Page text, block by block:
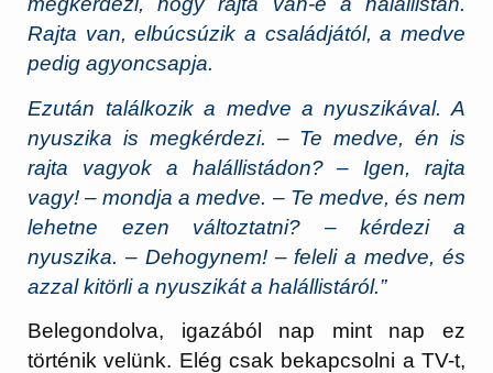
Rajta van, elbúcsúzik a családjától, a medve
pedig agyoncsapja.
Ezután találkozik a medve a nyuszikával. A
nyuszika is megkérdezi. – Te medve, én is
rajta vagyok a halállistádon? – Igen, rajta
vagy! – mondja a medve. – Te medve, és nem
lehetne ezen változtatni? – kérdezi a
nyuszika. – Dehogynem! – feleli a medve, és
azzal kitörli a nyuszikát a halállistáról.”
Belegondolva, igazából nap mint nap ez
történik velünk. Elég csak bekapcsolni a TV-t,